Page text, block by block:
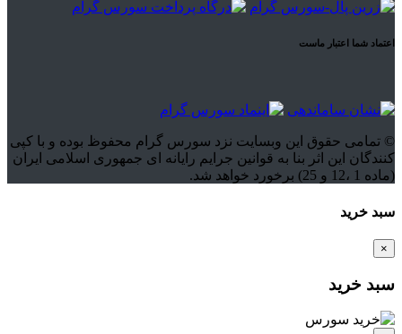
اعتماد شما اعتبار ماست
© تمامی حقوق این وبسایت نزد سورس گرام محفوظ بوده و با کپی
کنندگان این اثر بنا به قوانین جرایم رایانه ای جمهوری اسلامی ایران
(ماده 1 ،12 و 25) برخورد خواهد شد.
سبد خرید
×
سبد خرید